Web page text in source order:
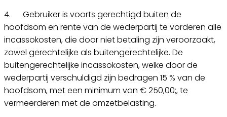
4. Gebruiker is voorts gerechtigd buiten de
hoofdsom en rente van de wederpartij te vorderen alle
incassokosten, die door niet betaling zijn veroorzaakt,
zowel gerechtelijke als buitengerechtelijke. De
buitengerechtelijke incassokosten, welke door de
wederpartij verschuldigd zijn bedragen 15 % van de
hoofdsom, met een minimum van € 250,00;, te
vermeerderen met de omzetbelasting.